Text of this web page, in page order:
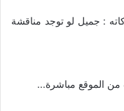
: جميل لو توجد مناقشة
الموقع مباشرة...